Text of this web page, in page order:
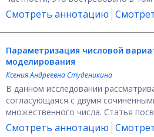
Смотреть аннотацию
Параметризация числовой
моделирования
Ксения Андреевна Студеникина
В данном исследовании
согласующаяся с двумя
множественного числа. Статья
Смотреть аннотацию